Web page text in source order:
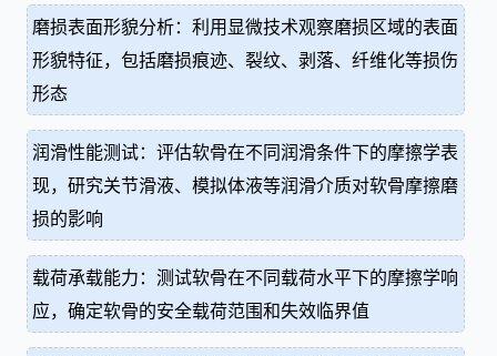
磨损表面形貌分析：利用显微技术观察磨损区域的表面
形貌特征，包括磨损痕迹、裂纹、剥落、纤维化等损伤
形态
润滑性能测试：评估软骨在不同润滑条件下的摩擦学表
现，研究关节滑液、模拟体液等润滑介质对软骨摩擦磨
损的影响
载荷承载能力：测试软骨在不同载荷水平下的摩擦学响
应，确定软骨的安全载荷范围和失效临界值